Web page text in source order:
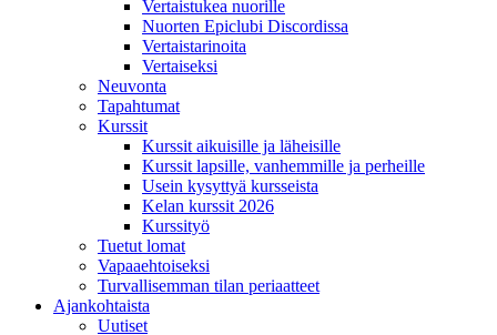
Vertaistukea nuorille
Nuorten Epiclubi Discordissa
Vertaistarinoita
Vertaiseksi
Neuvonta
Tapahtumat
Kurssit
Kurssit aikuisille ja läheisille
Kurssit lapsille, vanhemmille ja perheille
Usein kysyttyä kursseista
Kelan kurssit 2026
Kurssityö
Tuetut lomat
Vapaaehtoiseksi
Turvallisemman tilan periaatteet
Ajankohtaista
Uutiset